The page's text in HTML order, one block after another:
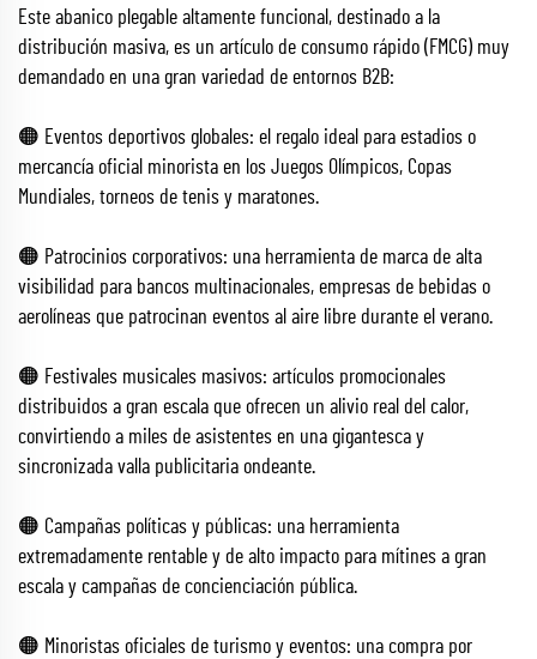
Este abanico plegable altamente funcional, destinado a la
distribución masiva, es un artículo de consumo rápido (FMCG) muy
demandado en una gran variedad de entornos B2B:
🟠 Eventos deportivos globales: el regalo ideal para estadios o
mercancía oficial minorista en los Juegos Olímpicos, Copas
Mundiales, torneos de tenis y maratones.
🟠 Patrocinios corporativos: una herramienta de marca de alta
visibilidad para bancos multinacionales, empresas de bebidas o
aerolíneas que patrocinan eventos al aire libre durante el verano.
🟠 Festivales musicales masivos: artículos promocionales
distribuidos a gran escala que ofrecen un alivio real del calor,
convirtiendo a miles de asistentes en una gigantesca y
sincronizada valla publicitaria ondeante.
🟠 Campañas políticas y públicas: una herramienta
extremadamente rentable y de alto impacto para mítines a gran
escala y campañas de concienciación pública.
🟠 Minoristas oficiales de turismo y eventos: una compra por